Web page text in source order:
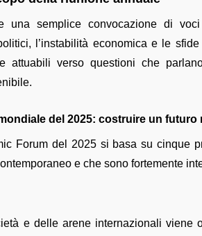
una semplice convocazione di
l’instabilità economica e le
attuabili verso questioni che
del 2025: costruire un futuro
Forum del 2025 si basa su cinque
e che sono fortemente
e delle arene internazionali viene